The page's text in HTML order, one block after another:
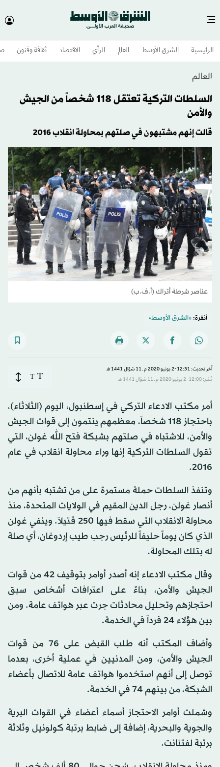
الرئيسية الشرق الأوسط​ العالم الرأي الاقتصاد ثقافة وفنون
العالم
السلطات التركية تعتقل 118 شخصاً من الجيش
والأمن
قالت إنهم مشتبهون في صلتهم بمحاولة انقلاب 2016
عناصر شرطة أتراك (أ.ف.ب)
أنقرة:«الشرق الأوسط»
آخر تحديث: 12:31-2 يونيو 2020 م ـ 11 شوّال 1441 هـ
نُشر: 12:00-2 يونيو 2020 م ـ 11 شوّال 1441 هـ
T
T
أمر مكتب الادعاء التركي في إسطنبول، اليوم (الثلاثاء)،
باحتجاز 118 شخصاً، معظمهم ينتمون إلى قوات الجيش
والأمن، للاشتباه في صلتهم بشبكة فتح الله غولن، التي
تقول السلطات التركية إنها وراء محاولة انقلاب في عام
2016.
وتنفذ السلطات حملة مستمرة على من تشتبه بأنهم من
أنصار غولن، رجل الدين المقيم في الولايات المتحدة، منذ
محاولة الانقلاب التي سقط فيها 250 قتيلاً. وينفي غولن
الذي كان يوماً حليفاً للرئيس رجب طيب إردوغان، أي صلة
له بتلك المحاولة.
وقال مكتب الادعاء إنه أصدر أوامر بتوقيف 42 من قوات
الجيش والأمن، بناءً على اعترافات أشخاص سبق
احتجازهم وتحليل محادثات جرت عبر هواتف عامة. ومن
بين هؤلاء 24 فرداً في الخدمة.
وأضاف المكتب أنه طلب القبض على 76 من قوات
الجيش والأمن، ومن المدنيين في عملية أخرى، بعدما
توصل إلى أنهم استخدموا هواتف عامة للاتصال بأعضاء
الشبكة، من بينهم 74 في الخدمة.
وشملت أوامر الاحتجاز أسماء أعضاء في القوات البرية
والجوية والبحرية، إضافة إلى ضابط برتبة كولونيل وثلاثة
برتبة لفتنانت.